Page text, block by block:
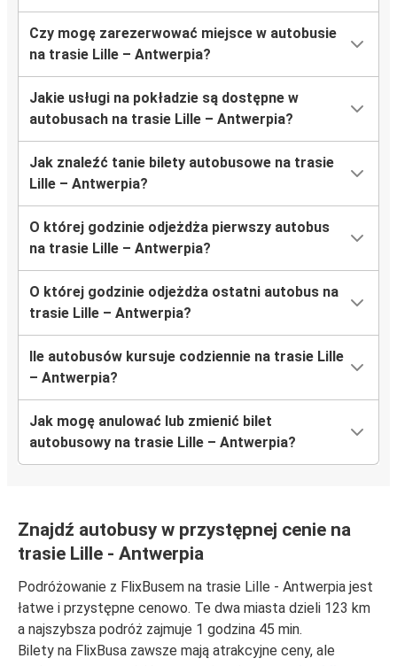
Czy mogę zarezerwować miejsce w autobusie
na trasie Lille – Antwerpia?
Jakie usługi na pokładzie są dostępne w
autobusach na trasie Lille – Antwerpia?
Jak znaleźć tanie bilety autobusowe na trasie
Lille – Antwerpia?
O której godzinie odjeżdża pierwszy autobus
na trasie Lille – Antwerpia?
O której godzinie odjeżdża ostatni autobus na
trasie Lille – Antwerpia?
Ile autobusów kursuje codziennie na trasie Lille
– Antwerpia?
Jak mogę anulować lub zmienić bilet
autobusowy na trasie Lille – Antwerpia?
Znajdź autobusy w przystępnej cenie na
trasie Lille - Antwerpia
Podróżowanie z FlixBusem na trasie Lille - Antwerpia jest
łatwe i przystępne cenowo. Te dwa miasta dzieli 123 km
a najszybsza podróż zajmuje 1 godzina 45 min.
Bilety na FlixBusa zawsze mają atrakcyjne ceny, ale